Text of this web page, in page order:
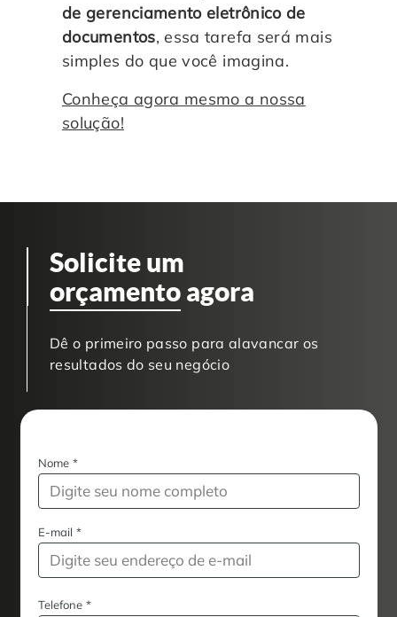
de gerenciamento eletrônico de
documentos, essa tarefa será mais
simples do que você imagina.
Conheça agora mesmo a nossa
solução!
Solicite um
orçamento agora
Dê o primeiro passo para alavancar os
resultados do seu negócio
Nome *
E-mail *
Telefone *